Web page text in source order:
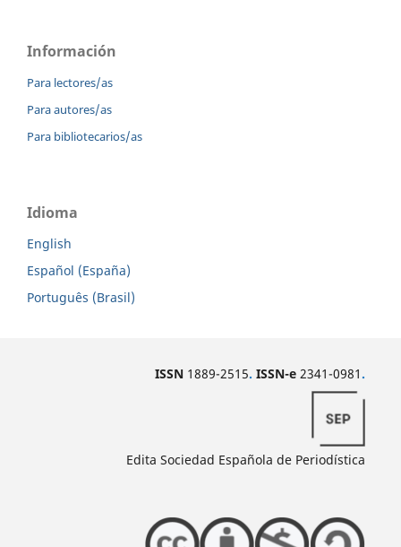
Información
Para lectores/as
Para autores/as
Para bibliotecarios/as
Idioma
English
Español (España)
Português (Brasil)
ISSN 1889-2515. ISSN-e 2341-0981 .
Edita Sociedad Española de Periodística